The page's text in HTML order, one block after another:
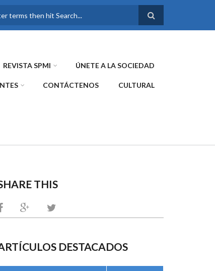
DE
REVISTA SPMI ÚNETE A LA SOCIEDAD
CONTÁCTENOS CULTURAL
THIS
DESTACADOS